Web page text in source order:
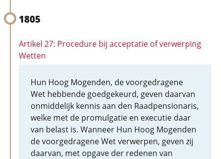
1805
Artikel 27: Procedure bij acceptatie of verwerping
Wetten
Hun Hoog Mogenden, de voorgedragene
Wet hebbende goedgekeurd, geven daarvan
onmiddelijk kennis aan den Raadpensionaris,
welke met de promulgatie en executie daar
van belast is. Wanneer Hun Hoog Mogenden
de voorgedragene Wet verwerpen, geven zij
daarvan, met opgave der redenen van